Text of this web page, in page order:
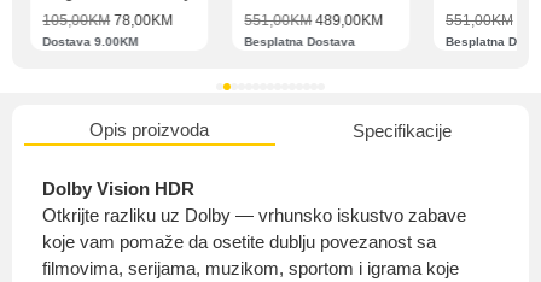
105,00KM 78,00KM
Dostava 9.00KM
551,00KM 489,00KM
Besplatna Dostava
551,00KM
Besplatna
Opis proizvoda Specifikacije
Dolby Vision HDR
Otkrijte razliku uz Dolby — vrhunsko iskustvo zabave
koje vam pomaže da osetite dublju povezanost sa
filmovima, serijama, muzikom, sportom i igrama koje
Privatnost kupca